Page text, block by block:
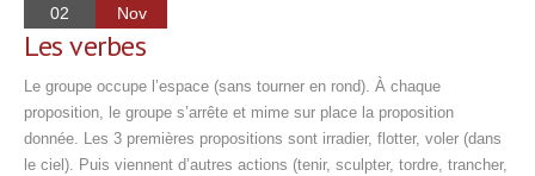
02 Nov
Les verbes
Le groupe occupe l’espace (sans tourner en rond). À chaque
proposition, le groupe s’arrête et mime sur place la proposition
donnée. Les 3 premières propositions sont irradier, flotter, voler (dans
le ciel). Puis viennent d’autres actions (tenir, sculpter, tordre, trancher,